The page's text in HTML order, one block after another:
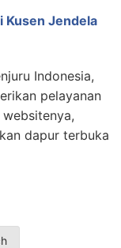
Kusen Jendela
Indonesia,
pelayanan
dapur terbuka